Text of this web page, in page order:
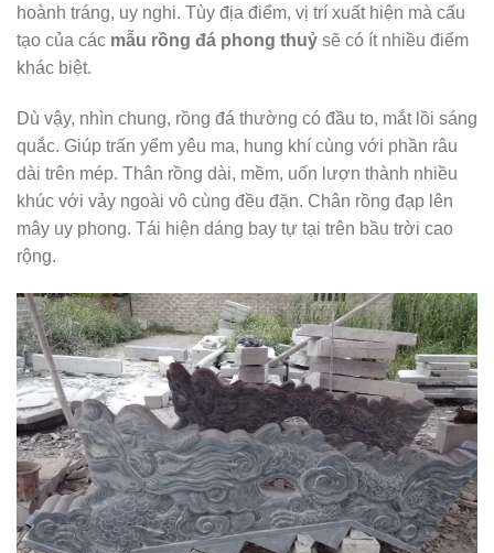
hoành tráng, uy nghi. Tùy địa điểm, vị trí xuất hiện mà cấu
tạo của các mẫu rồng đá phong thuỷ sẽ có ít nhiều điểm
khác biệt.
Dù vậy, nhìn chung, rồng đá thường có đầu to, mắt lồi sáng
quắc. Giúp trấn yểm yêu ma, hung khí cùng với phần râu
dài trên mép. Thân rồng dài, mềm, uốn lượn thành nhiều
khúc với vảy ngoài vô cùng đều đặn. Chân rồng đạp lên
mây uy phong. Tái hiện dáng bay tự tại trên bầu trời cao
rộng.